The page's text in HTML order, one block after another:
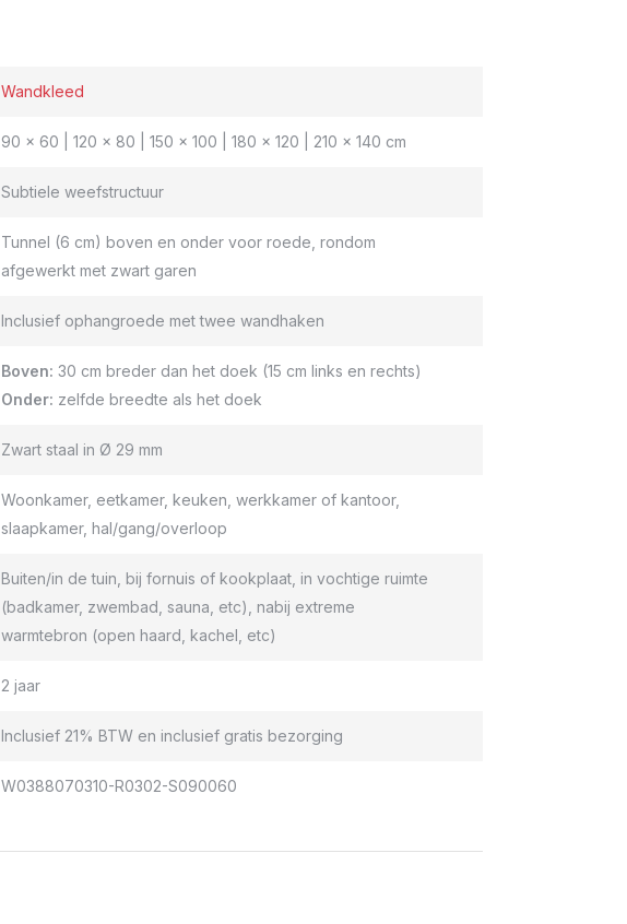
Wandkleed
90 x 60 | 120 x 80 | 150 x 100 | 180 x 120 | 210 x 140 cm
Subtiele weefstructuur
Tunnel (6 cm) boven en onder voor roede, rondom
afgewerkt met zwart garen
Inclusief ophangroede met twee wandhaken
Boven: 30 cm breder dan het doek (15 cm links en rechts)
Onder: zelfde breedte als het doek
Zwart staal in Ø 29 mm
Woonkamer, eetkamer, keuken, werkkamer of kantoor,
slaapkamer, hal/gang/overloop
Buiten/in de tuin, bij fornuis of kookplaat, in vochtige ruimte
(badkamer, zwembad, sauna, etc), nabij extreme
warmtebron (open haard, kachel, etc)
2 jaar
Inclusief 21% BTW en inclusief gratis bezorging
W0388070310-R0302-S090060